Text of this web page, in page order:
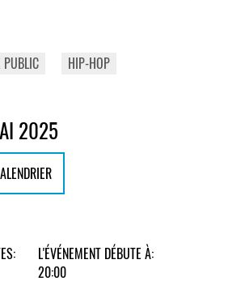
PUBLIC HIP-HOP
2025
L'ÉVÉNEMENT DÉBUTE À:
20:00